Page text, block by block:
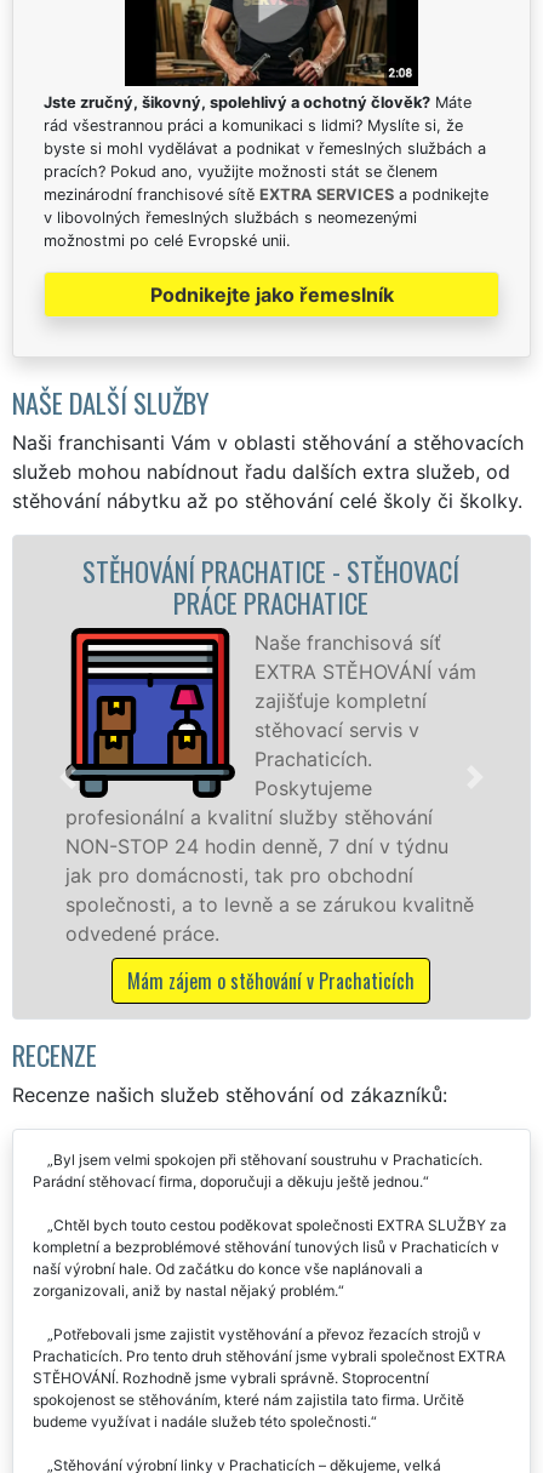
Jste zručný, šikovný, spolehlivý a ochotný člověk? Máte
rád všestrannou práci a komunikaci s lidmi? Myslíte si, že
byste si mohl vydělávat a podnikat v řemeslných službách a
pracích? Pokud ano, využijte možnosti stát se členem
mezinárodní franchisové sítě EXTRA SERVICES a podnikejte
v libovolných řemeslných službách s neomezenými
možnostmi po celé Evropské unii.
Podnikejte jako řemeslník
NAŠE DALŠÍ SLUŽBY
Naši franchisanti Vám v oblasti stěhování a stěhovacích
služeb mohou nabídnout řadu dalších extra služeb, od
stěhování nábytku až po stěhování celé školy či školky.
vám
v týdnu
kvalitně
STĚHOVACÍ SLUŽBA
STĚHOVACÍ FIRMA
stěhovací
služby zajišťujeme domácnostem i
celém okresu Prachatice se
franchisové sítě EXTRA STĚHOVÁNÍ.
Nabízíme stěhovací služby NON-
včetně víkendů a svátků bez
Mám zájem o stěhovací služby v
RECENZE
Recenze našich služeb stěhování od zákazníků:
Byl jsem velmi spokojen při stěhovaní soustruhu v Prachaticích.
Parádní stěhovací firma, doporučuji a děkuju ještě jednou.
Chtěl bych touto cestou poděkovat společnosti EXTRA SLUŽBY za
kompletní a bezproblémové stěhování tunových lisů v Prachaticích v
naší výrobní hale. Od začátku do konce vše naplánovali a
zorganizovali, aniž by nastal nějaký problém.
Potřebovali jsme zajistit vystěhování a převoz řezacích strojů v
Prachaticích. Pro tento druh stěhování jsme vybrali společnost EXTRA
STĚHOVÁNÍ. Rozhodně jsme vybrali správně. Stoprocentní
spokojenost se stěhováním, které nám zajistila tato firma. Určitě
budeme využívat i nadále služeb této společnosti.
Stěhování výrobní linky v Prachaticích – děkujeme, velká